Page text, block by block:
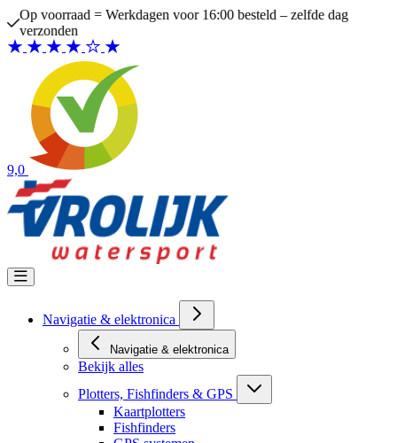
Ga naar de inhoud
Op voorraad = Werkdagen voor 16:00 besteld – zelfde dag
verzonden
9,0
Navigatie & elektronica
Navigatie & elektronica
Bekijk alles
Plotters, Fishfinders & GPS
Kaartplotters
Fishfinders